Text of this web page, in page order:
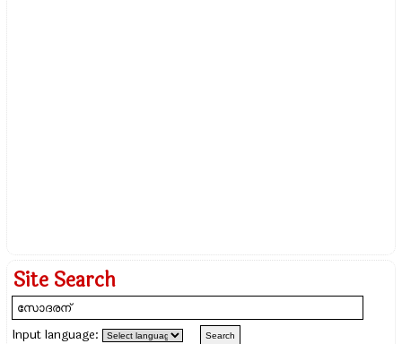
Site Search
Input language: